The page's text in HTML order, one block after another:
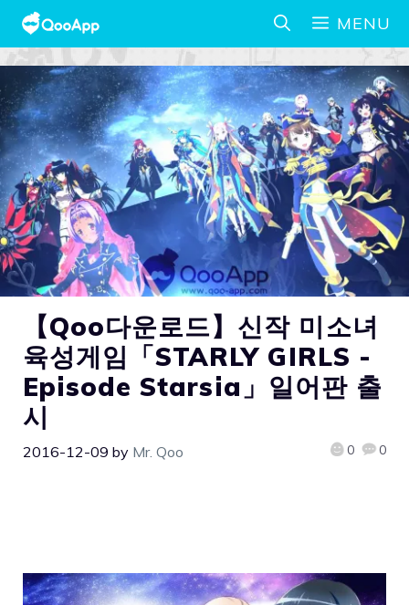
MENU
【Qoo다운로드】신작 미소녀
육성게임「STARLY GIRLS -
Episode Starsia」일어판 출
시
2016-12-09 by Mr. Qoo 0 0